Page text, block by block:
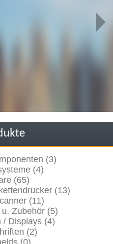
(3)
(4)
(65)
(13)
(11)
Zubehör (5)
/ Displays (4)
(2)
(0)